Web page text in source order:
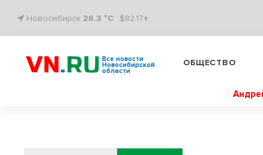
Новосибирск 28.3 °C $82.17↑
Все новости
Новосибирской
области
ОБЩЕСТВО